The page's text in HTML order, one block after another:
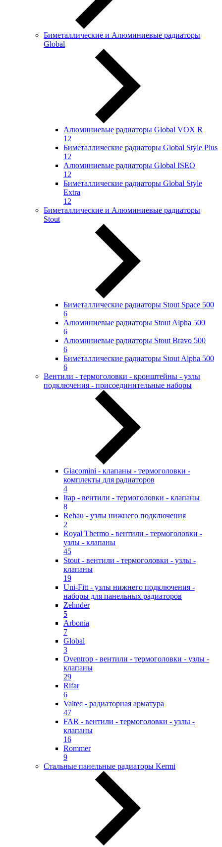
Биметаллические и Алюминиевые радиаторы
Global
Алюминиевые радиаторы Global VOX R
12
Биметаллические радиаторы Global Style Plus
12
Алюминиевые радиаторы Global ISEO
12
Биметаллические радиаторы Global Style
Extra
12
Биметаллические и Алюминиевые радиаторы
Stout
Биметаллические радиаторы Stout Space 500
6
Алюминиевые радиаторы Stout Alpha 500
6
Алюминиевые радиаторы Stout Bravo 500
6
Биметаллические радиаторы Stout Alpha 500
6
Вентили - термоголовки - кронштейны - узлы
подключения - присоединительные наборы
Giacomini - клапаны - термоголовки -
комплекты для радиаторов
4
Itap - вентили - термоголовки - клапаны
8
Rehau - узлы нижнего подключения
2
Royal Thermo - вентили - термоголовки -
узлы - клапаны
45
Stout - вентили - термоголовки - узлы -
клапаны
19
Uni-Fitt - узлы нижнего подключения -
наборы для панельных радиаторов
Zehnder
5
Arbonia
7
Global
3
Oventrop - вентили - термоголовки - узлы -
клапаны
29
Rifar
6
Valtec - радиаторная арматура
47
FAR - вентили - термоголовки - узлы -
клапаны
16
Rommer
9
Стальные панельные радиаторы Kermi